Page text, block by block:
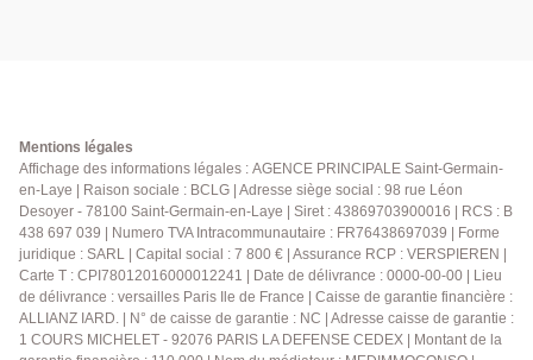
Mentions légales
Affichage des informations légales : AGENCE PRINCIPALE Saint-Germain-
en-Laye | Raison sociale : BCLG | Adresse siège social : 98 rue Léon
Desoyer - 78100 Saint-Germain-en-Laye | Siret : 43869703900016 | RCS : B
438 697 039 | Numero TVA Intracommunautaire : FR76438697039 | Forme
juridique : SARL | Capital social : 7 800 € | Assurance RCP : VERSPIEREN |
Carte T : CPI78012016000012241 | Date de délivrance : 0000-00-00 | Lieu
de délivrance : versailles Paris Ile de France | Caisse de garantie financière :
ALLIANZ IARD. | N° de caisse de garantie : NC | Adresse caisse de garantie :
1 COURS MICHELET - 92076 PARIS LA DEFENSE CEDEX | Montant de la